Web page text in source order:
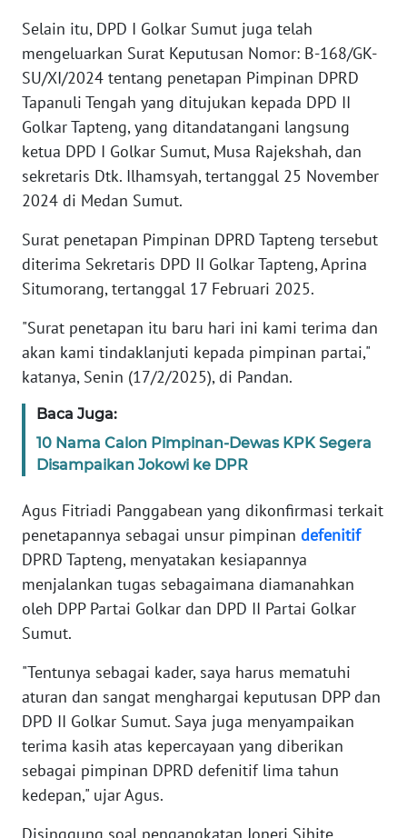
Selain itu, DPD I Golkar Sumut juga telah
mengeluarkan Surat Keputusan Nomor: B-168/GK-
SU/XI/2024 tentang penetapan Pimpinan DPRD
Tapanuli Tengah yang ditujukan kepada DPD II
Golkar Tapteng, yang ditandatangani langsung
ketua DPD I Golkar Sumut, Musa Rajekshah, dan
sekretaris Dtk. Ilhamsyah, tertanggal 25 November
2024 di Medan Sumut.
Surat penetapan Pimpinan DPRD Tapteng tersebut
diterima Sekretaris DPD II Golkar Tapteng, Aprina
Situmorang, tertanggal 17 Februari 2025.
"Surat penetapan itu baru hari ini kami terima dan
akan kami tindaklanjuti kepada pimpinan partai,"
katanya, Senin (17/2/2025), di Pandan.
Baca Juga:
10 Nama Calon Pimpinan-Dewas KPK Segera
Disampaikan Jokowi ke DPR
Agus Fitriadi Panggabean yang dikonfirmasi terkait
penetapannya sebagai unsur pimpinan defenitif
DPRD Tapteng, menyatakan kesiapannya
menjalankan tugas sebagaimana diamanahkan
oleh DPP Partai Golkar dan DPD II Partai Golkar
Sumut.
"Tentunya sebagai kader, saya harus mematuhi
aturan dan sangat menghargai keputusan DPP dan
DPD II Golkar Sumut. Saya juga menyampaikan
terima kasih atas kepercayaan yang diberikan
sebagai pimpinan DPRD defenitif lima tahun
kedepan," ujar Agus.
Disinggung soal pengangkatan Joneri Sihite
RIAU
WN
SERAMBI
JAMBI
WN
NTB
WN
SULTENG
WN
WN
SUMBAR
WN
SUMSEL
WN
BENGKULU
WN
LAMPUNG
JATENG